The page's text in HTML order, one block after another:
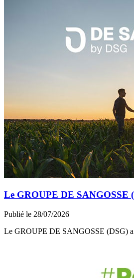
Le GROUPE DE SANGOSSE
Publié le 28/07/2026
Le GROUPE DE SANGOSSE (DSG) a